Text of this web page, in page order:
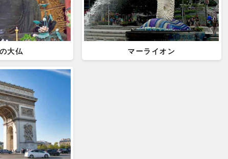
大仏 マーライオン